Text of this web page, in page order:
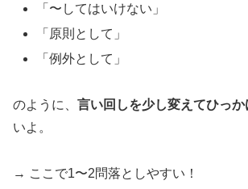
「〜してはいけない」
「原則として」
「例外として」
のように、 言い回しを少し変えてひっ
いよ。
→ ここで1〜2問落としやすい！